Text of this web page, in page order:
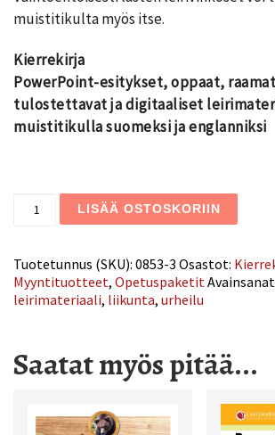
muistitikulta myös itse.
Kierrekirja
PowerPoint-esitykset, oppaat,
tulostettavat ja digitaaliset
muistitikulla suomeksi ja englanniksi
Voittopalkinto-leiripaketti määrä
LISÄÄ OSTOSKORIIN
Tuotetunnus (SKU): 0853-3 Osastot:
Myyntituotteet, Opetuspaketit
leirimateriaali, liikunta, urheilu
Saatat myös pitää...